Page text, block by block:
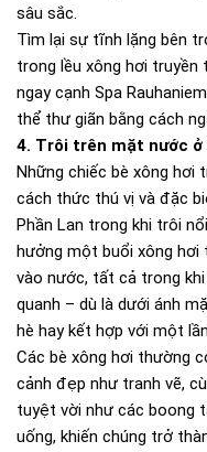
sâu sắc.
Tìm lại sự tĩnh lặng bên
trong lều xông hơi truyền
ngay cạnh Spa
thể thư giãn bằng cách
4. Trôi trên mặt nước ở
Những chiếc bè xông hơi
cách thức thú vị và đặc
Phần Lan trong khi trôi
hưởng một buổi xông hơi
vào nước, tất cả trong
quanh – dù là dưới ánh
hè hay kết hợp với một
Các bè xông hơi thường
cảnh đẹp như tranh vẽ,
tuyệt vời như các boong
uống, khiến chúng trở